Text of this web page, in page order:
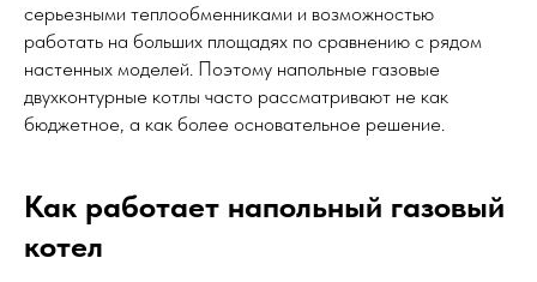
серьезными теплообменниками и возможностью
работать на больших площадях по сравнению с рядом
настенных моделей. Поэтому напольные газовые
двухконтурные котлы часто рассматривают не как
бюджетное, а как более основательное решение.
Как работает напольный газовый
котел